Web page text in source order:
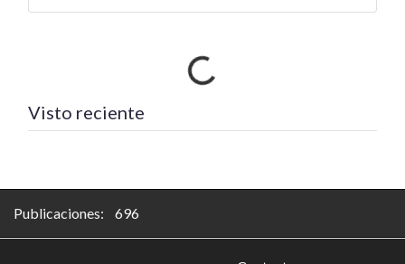
Visto reciente Cargando…
Publicaciones: 696